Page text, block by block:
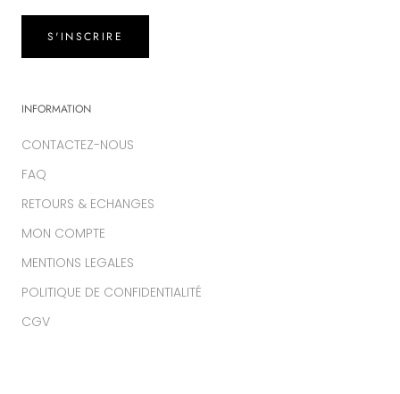
S'INSCRIRE
INFORMATION
CONTACTEZ-NOUS
FAQ
RETOURS & ECHANGES
MON COMPTE
MENTIONS LEGALES
POLITIQUE DE CONFIDENTIALITÉ
CGV